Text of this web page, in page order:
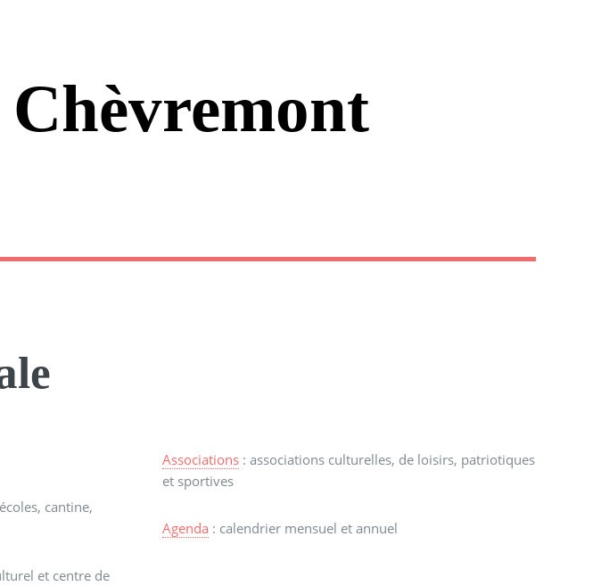
Chèvremont
cantine,
et centre de
Associations : associations culturelles, de loisirs, patriotiques
et sportives
Agenda : calendrier mensuel et annuel